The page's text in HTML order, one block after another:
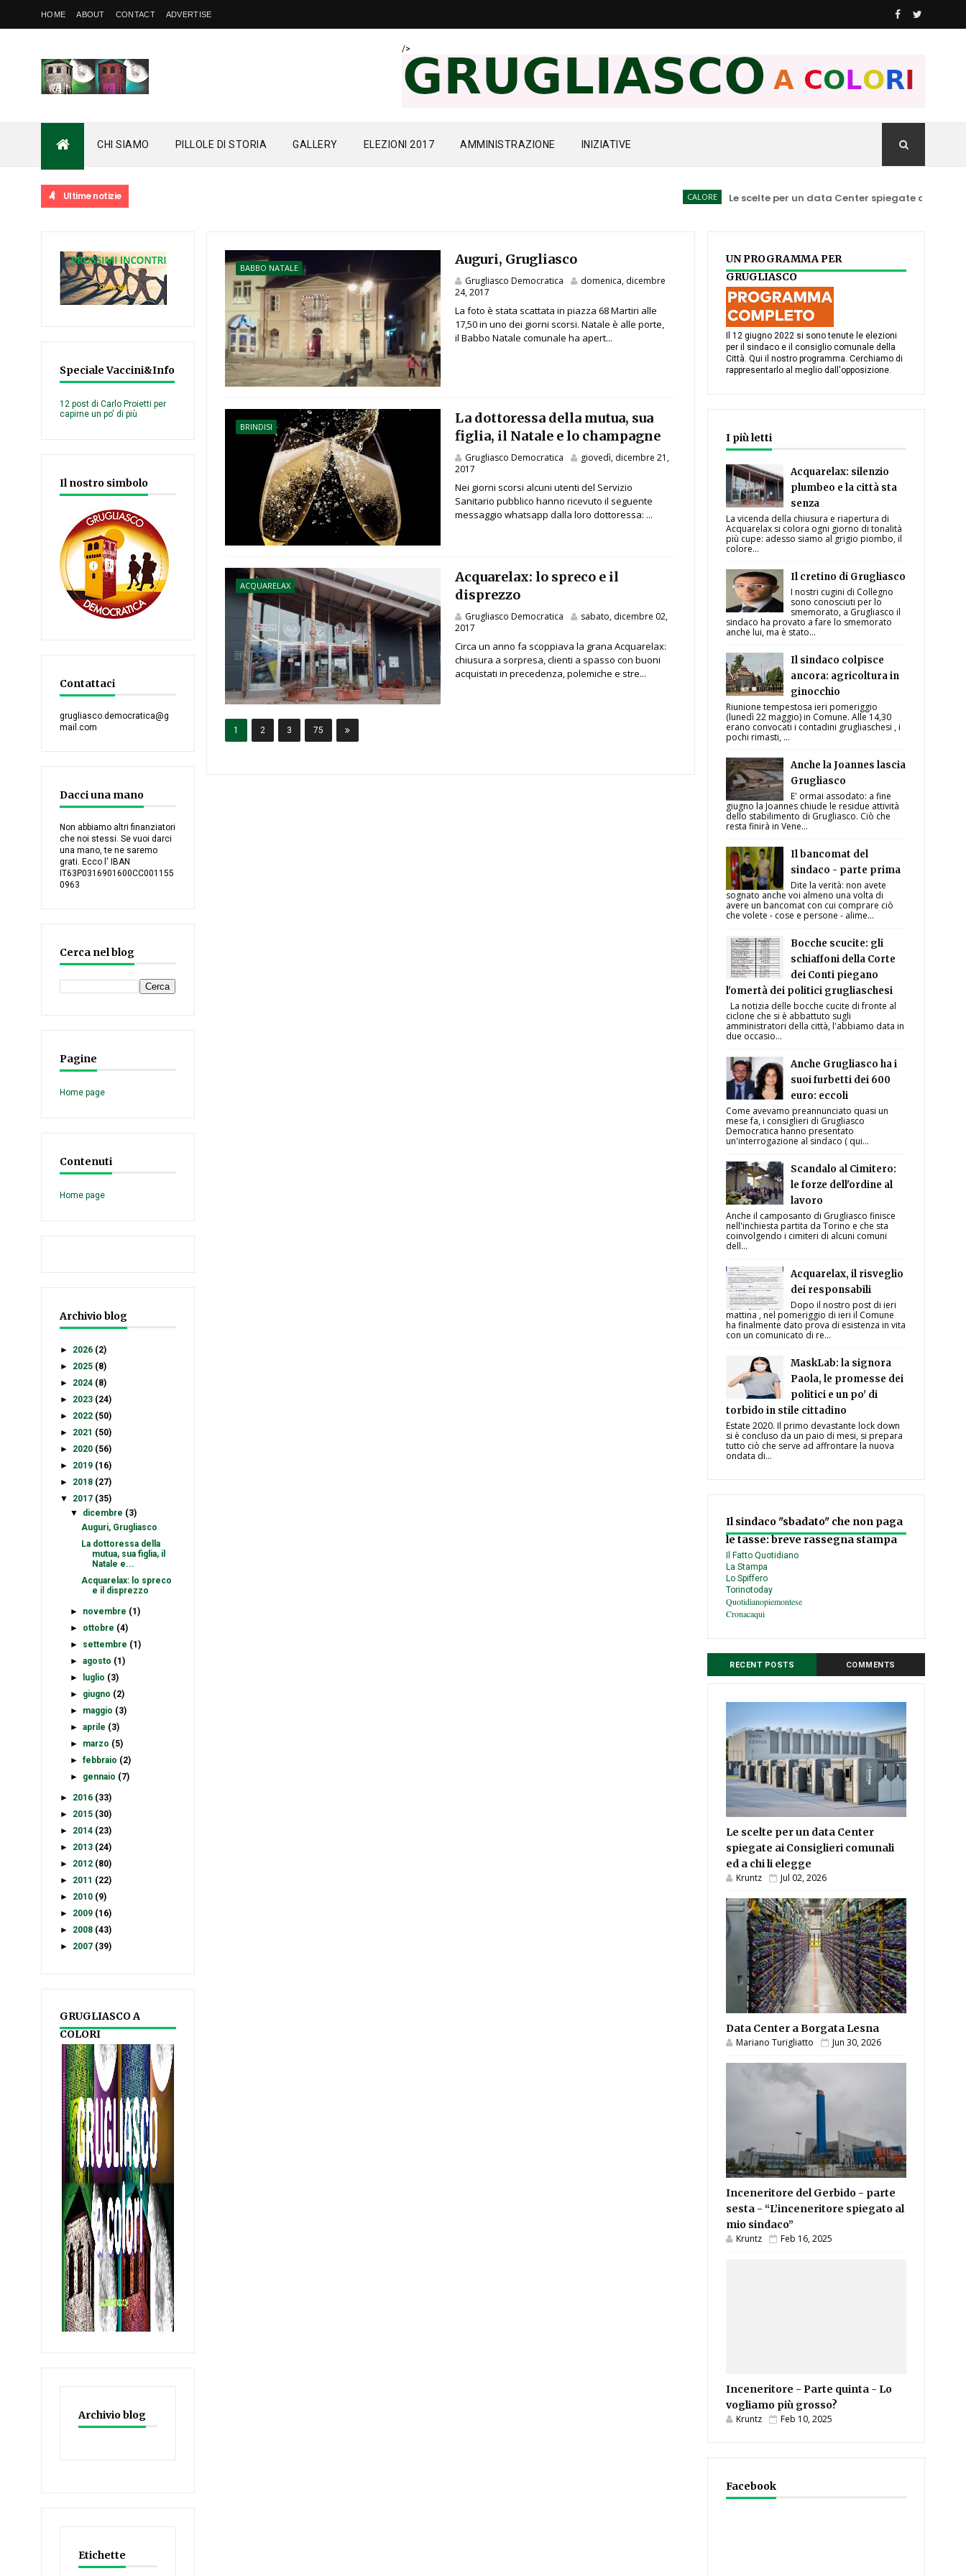
HOME ABOUT CONTACT ADVERTISE
/>
CHI SIAMO PILLOLE DI STORIA GALLERY ELEZIONI 2017 AMMINISTRAZIONE INIZIATIVE
Ultime notizie Le scelte per un data Center spiegate ai Consiglieri
Speciale Vaccini&Info
12 post di Carlo Proietti per
capirne un po' di più
Il nostro simbolo
Contattaci
grugliasco.democratica@g
mail.com
Dacci una mano
Non abbiamo altri finanziatori
che noi stessi. Se vuoi darci
una mano, te ne saremo
grati. Ecco l' IBAN
IT63P0316901600CC001155
0963
Cerca nel blog
Pagine
Home page
Contenuti
Home page
Archivio blog
► 2026 (2)
► 2025 (8)
► 2024 (8)
► 2023 (24)
► 2022 (50)
► 2021 (50)
► 2020 (56)
► 2019 (16)
► 2018 (27)
▼
2017 (35)
▼
dicembre (3)
Auguri, Grugliasco
La dottoressa della
mutua, sua figlia, il
Natale e...
Acquarelax: lo spreco
e il disprezzo
► novembre (1)
► ottobre (4)
► settembre (1)
►agosto (1)
►
luglio (3)
► giugno (2)
► maggio (3)
►aprile (3)
► marzo (5)
►febbraio (2)
► gennaio (7)
► 2016 (33)
► 2015 (30)
► 2014 (23)
► 2013 (24)
► 2012 (80)
► 2011 (22)
► 2010 (9)
► 2009 (16)
► 2008 (43)
► 2007 (39)
GRUGLIASCO A
COLORI
Archivio blog
Etichette
BABBO NATALE
Auguri, Grugliasco
Grugliasco Democratica
domenica, dicembre
24, 2017
La foto è stata scattata in piazza 68 Martiri alle
17,50 in uno dei giorni scorsi. Natale è alle porte,
il Babbo Natale comunale ha apert...
BRINDISI
La dottoressa della mutua, sua
figlia, il Natale e lo champagne
Grugliasco Democratica
giovedì, dicembre 21,
2017
Nei giorni scorsi alcuni utenti del Servizio
Sanitario pubblico hanno ricevuto il seguente
messaggio whatsapp dalla loro dottoressa: ...
ACQUARELAX
Acquarelax: lo spreco e il
disprezzo
Grugliasco Democratica
sabato, dicembre 02,
2017
Circa un anno fa scoppiava la grana Acquarelax:
chiusura a sorpresa, clienti a spasso con buoni
acquistati in precedenza, polemiche e stre...
1 2 3 75
UN PROGRAMMA PER
GRUGLIASCO
Il 12 giugno 2022 si sono tenute le elezioni
per il sindaco e il consiglio comunale della
Città. Qui il nostro programma. Cerchiamo di
rappresentarlo al meglio dall'opposizione.
I più letti
Acquarelax: silenzio
plumbeo e la città sta
senza
La vicenda della chiusura e riapertura di
Acquarelax si colora ogni giorno di tonalità
più cupe: adesso siamo al grigio piombo, il
colore...
Il cretino di Grugliasco
I nostri cugini di Collegno
sono conosciuti per lo
smemorato, a Grugliasco il
sindaco ha provato a fare lo smemorato
anche lui, ma è stato...
Il sindaco colpisce
ancora: agricoltura in
ginocchio
Riunione tempestosa ieri pomeriggio
(lunedì 22 maggio) in Comune. Alle 14,30
erano convocati i contadini grugliaschesi , i
pochi rimasti, ...
Anche la Joannes lascia
Grugliasco
E' ormai assodato: a fine
giugno la Joannes chiude le residue attività
dello stabilimento di Grugliasco. Ciò che
resta finirà in Vene...
Il bancomat del
sindaco - parte prima
Dite la verità: non avete
sognato anche voi almeno una volta di
avere un bancomat con cui comprare ciò
che volete - cose e persone - alime...
Bocche scucite: gli
schiaffoni della Corte
dei Conti piegano
l'omertà dei politici grugliaschesi
La notizia delle bocche cucite di fronte al
ciclone che si è abbattuto sugli
amministratori della città, l'abbiamo data in
due occasio...
Anche Grugliasco ha i
suoi furbetti dei 600
euro: eccoli
Come avevamo preannunciato quasi un
mese fa, i consiglieri di Grugliasco
Democratica hanno presentato
un'interrogazione al sindaco ( qui...
Scandalo al Cimitero:
le forze dell'ordine al
lavoro
Anche il camposanto di Grugliasco finisce
nell'inchiesta partita da Torino e che sta
coinvolgendo i cimiteri di alcuni comuni
dell...
Acquarelax, il risveglio
dei responsabili
Dopo il nostro post di ieri
mattina , nel pomeriggio di ieri il Comune
ha finalmente dato prova di esistenza in vita
con un comunicato di re...
MaskLab: la signora
Paola, le promesse dei
politici e un po' di
torbido in stile cittadino
Estate 2020. Il primo devastante lock down
si è concluso da un paio di mesi, si prepara
tutto ciò che serve ad affrontare la nuova
ondata di...
Il sindaco "sbadato" che non paga
le tasse: breve rassegna stampa
Il Fatto Quotidiano
La Stampa
Lo Spiffero
Torinotoday
Quotidianopiemontese
Cronacaqui
RECENT POSTS COMMENTS
Le scelte per un data Center
spiegate ai Consiglieri comunali
ed a chi li elegge
Kruntz Jul 02, 2026
Data Center a Borgata Lesna
Mariano Turigliatto Jun 30, 2026
Inceneritore del Gerbido - parte
sesta - “L’inceneritore spiegato al
mio sindaco”
Kruntz Feb 16, 2025
Inceneritore - Parte quinta - Lo
vogliamo più grosso?
Kruntz Feb 10, 2025
Facebook